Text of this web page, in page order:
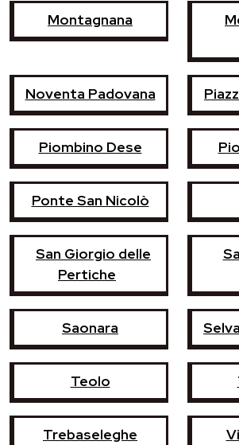
Montagnana
Noventa Padovana
Piombino Dese
Ponte San Nicolò
San Giorgio delle
Pertiche
Saonara
Teolo
Trebaseleghe